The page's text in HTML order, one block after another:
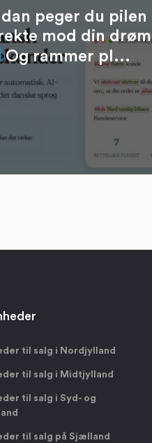
peger du pilen
mod din drøm
Og rammer pl...
til salg i Nordjylland
til salg i Midtjylland
til salg i Syd- og
til salg på Sjælland